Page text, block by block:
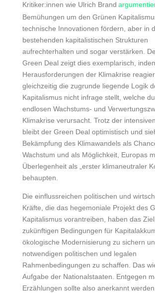
Kritiker:innen wie Ulrich Brand
Bemühungen um den Grünen
technische Innovationen fördern, aber in
bestehenden kapitalistischen Strukturen
aufrechterhalten und sogar verstärken.
Green Deal zeigt dies exemplarisch,
Herausforderungen der Klimakrise
gleichzeitig die zugrunde liegende Logik
Kapitalismus nicht infrage stellt, welche
endlosen Wachstums- und
Klimakrise verursacht. Trotz der
bleibt der Green Deal optimistisch und
Bekämpfung des Klimawandels als
Wachstum und als Möglichkeit, Europas
Überlegenheit als „erster klimaneutraler
behaupten.
Die einflussreichen politischen und
Kräfte, die das hegemoniale Projekt des
Kapitalismus vorantreiben, haben das
zukünftigen Bedingungen für
ökologische Modernisierung zu sichern
notwendigen politischen und legalen
Rahmenbedingungen zu schaffen. Das
Aufgabe der Nationalstaaten. Entgegen
Erzählungen sollte also anerkannt